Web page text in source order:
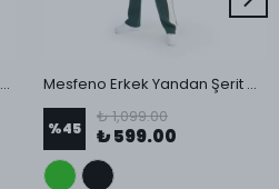
Beli Lastikli Esnek Kumaş Regular Pantolon Mesfeno Erkek Yandan Şerit Detaylı Baggy Pantolon
%45
₺ 1,099.00
₺ 599.00